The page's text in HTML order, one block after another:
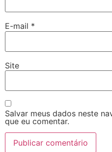
E-mail *
Site
Salvar meus dados neste
que eu comentar.